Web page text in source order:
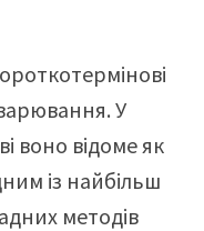
У
воно відоме як
із найбільш
методів